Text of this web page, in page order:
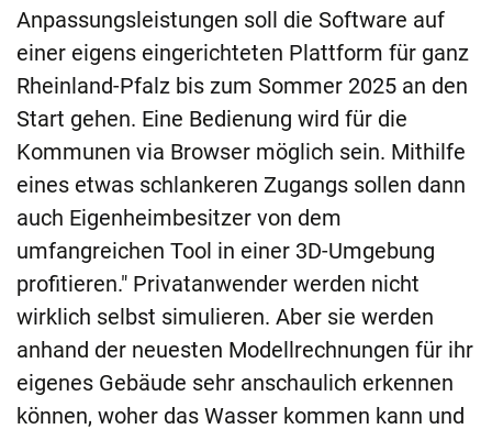
Anpassungsleistungen soll die Software auf
einer eigens eingerichteten Plattform für ganz
Rheinland-Pfalz bis zum Sommer 2025 an den
Start gehen. Eine Bedienung wird für die
Kommunen via Browser möglich sein. Mithilfe
eines etwas schlankeren Zugangs sollen dann
auch Eigenheimbesitzer von dem
umfangreichen Tool in einer 3D-Umgebung
profitieren." Privatanwender werden nicht
wirklich selbst simulieren. Aber sie werden
anhand der neuesten Modellrechnungen für ihr
eigenes Gebäude sehr anschaulich erkennen
können, woher das Wasser kommen kann und